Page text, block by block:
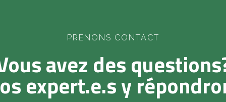
PRENONS CONTACT
avez des
expert.e.s y